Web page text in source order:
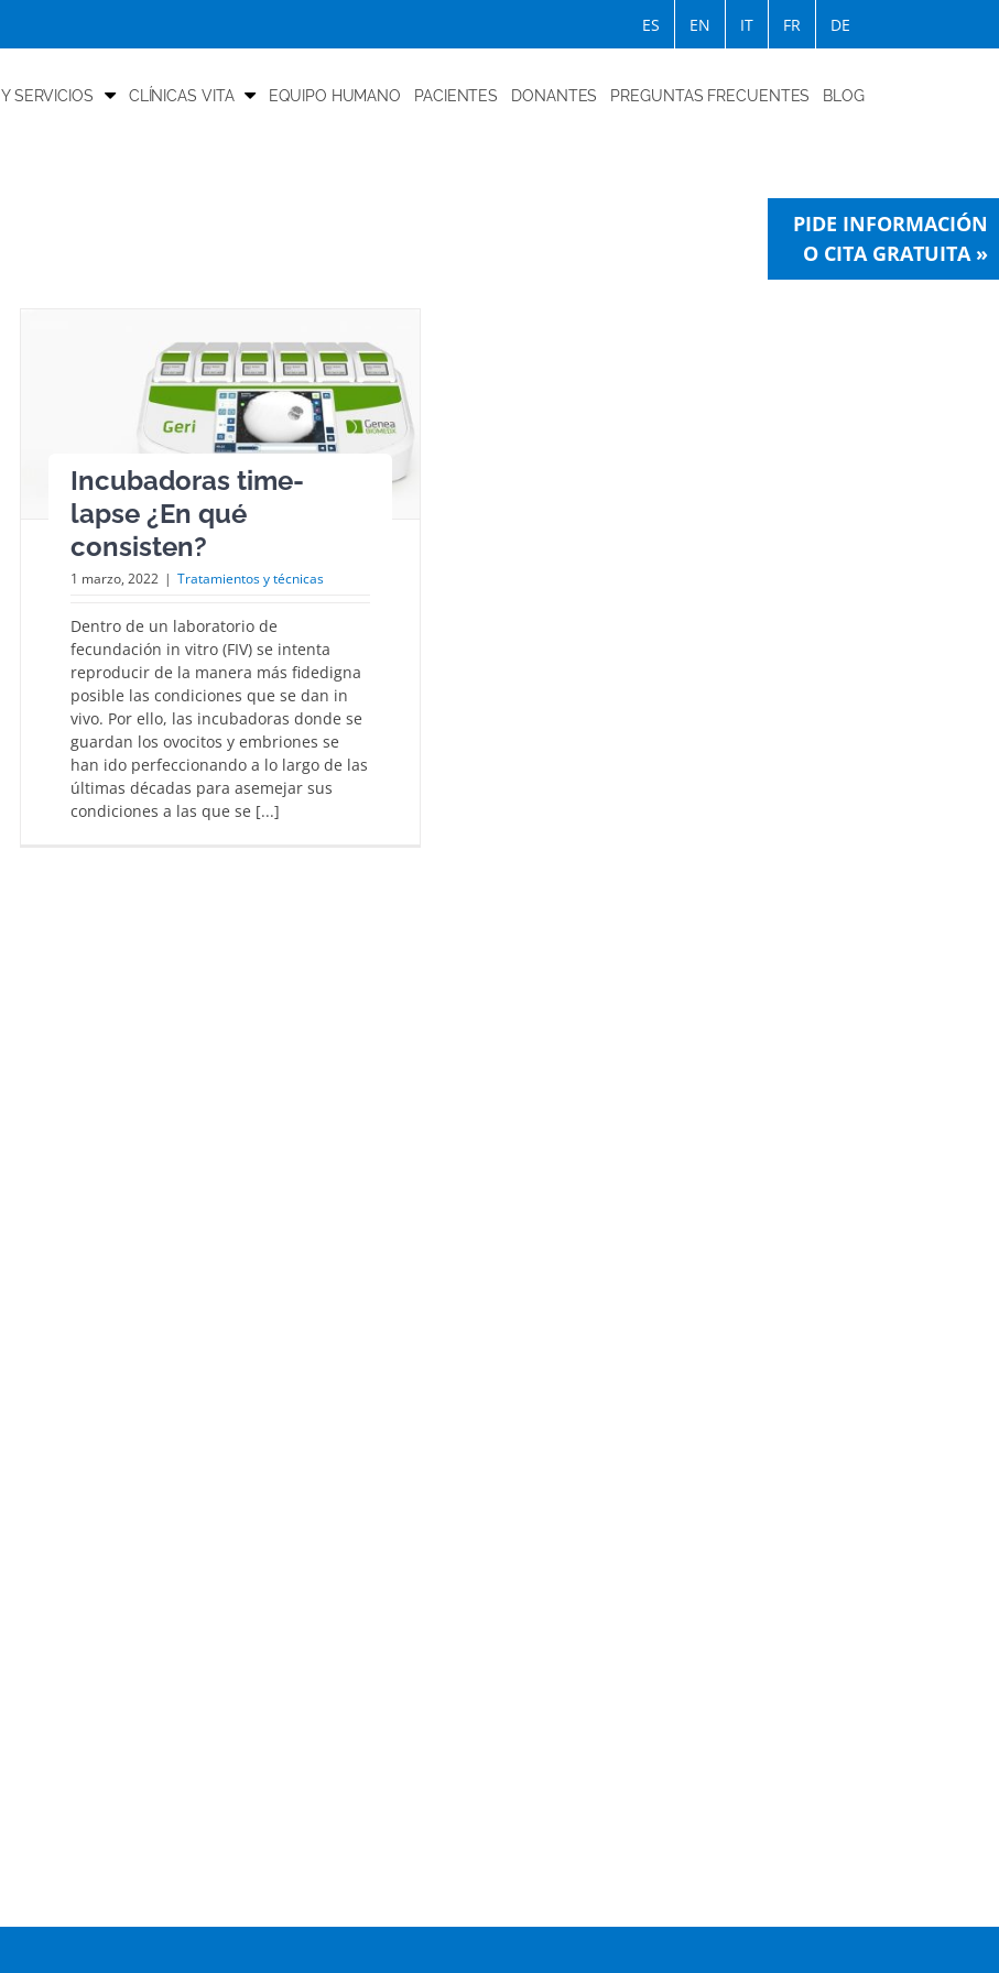
ES EN IT FR DE
Y SERVICIOS CLÍNICAS VITA EQUIPO HUMANO PACIENTES DONANTES PREGUNTAS FRECUENTES BLOG
PIDE INFORMACIÓN
O CITA GRATUITA »
Incubadoras time-
lapse ¿En qué
consisten?
1 marzo, 2022 | Tratamientos y técnicas
Dentro de un laboratorio de
fecundación in vitro (FIV) se intenta
reproducir de la manera más fidedigna
posible las condiciones que se dan in
vivo. Por ello, las incubadoras donde se
guardan los ovocitos y embriones se
han ido perfeccionando a lo largo de las
últimas décadas para asemejar sus
condiciones a las que se [...]